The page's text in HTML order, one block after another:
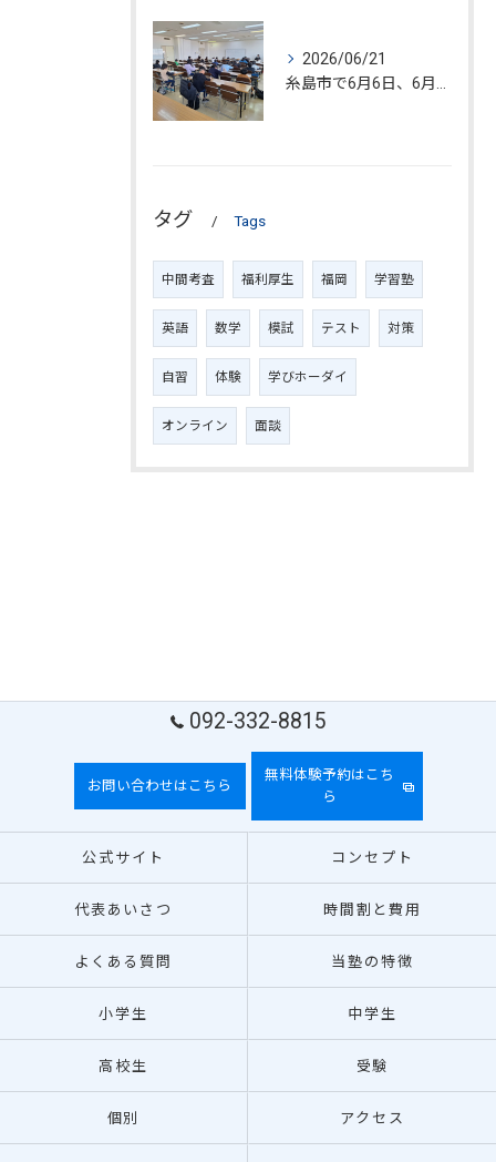
2026/06/21
タグ Tags
中間考査 福利厚生 福岡 学習塾
英語 数学 模試 テスト 対策
自習 体験 学びホーダイ
オンライン 面談
092-332-8815
お問い合わせはこちら
無料体験予約はこち
ら
公式サイト コンセプト
代表あいさつ 時間割と費用
よくある質問 当塾の特徴
小学生 中学生
高校生 受験
個別 アクセス